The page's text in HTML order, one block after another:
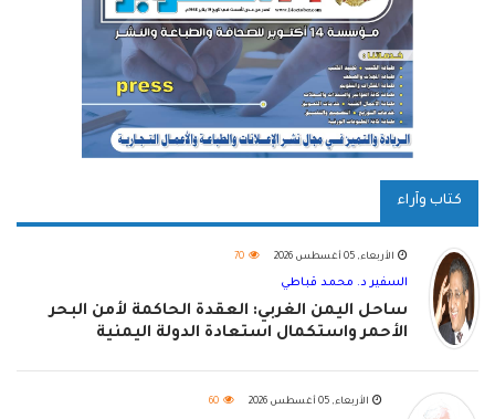
كتاب وآراء
الأربعاء, 05 أغسطس 2026 70
السفير د. محمد قباطي
ساحل اليمن الغربي: العقدة الحاكمة لأمن البحر
الأحمر واستكمال استعادة الدولة اليمنية
الأربعاء, 05 أغسطس 2026 60